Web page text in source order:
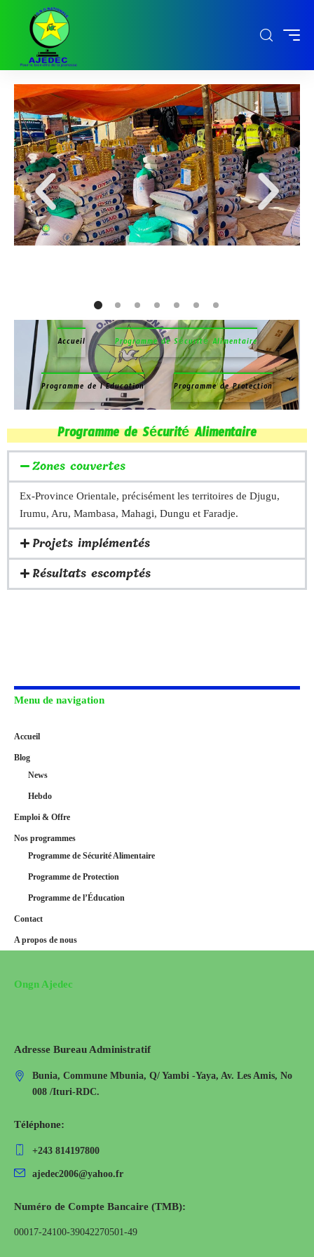
Accueil Programme de Sécurité Alimentaire​
Programme de l’Éducation Programme de Protection
Programme de Sécurité Alimentaire
Zones couvertes
Ex-Province Orientale, précisément les territoires de Djugu,
Irumu, Aru, Mambasa, Mahagi, Dungu et Faradje.
Projets implémentés
Résultats escomptés
Menu de navigation
Accueil
Blog
News
Hebdo
Emploi & Offre
Nos programmes
Programme de Sécurité Alimentaire​
Programme de Protection
Programme de l’Éducation
Contact
A propos de nous
Ongn Ajedec
Adresse Bureau Administratif
Bunia, Commune Mbunia, Q/ Yambi -Yaya, Av. Les Amis, No
008 /Ituri-RDC.
Téléphone:
+243 814197800
ajedec2006@yahoo.fr
Numéro de Compte Bancaire (TMB):
00017-24100-39042270501-49